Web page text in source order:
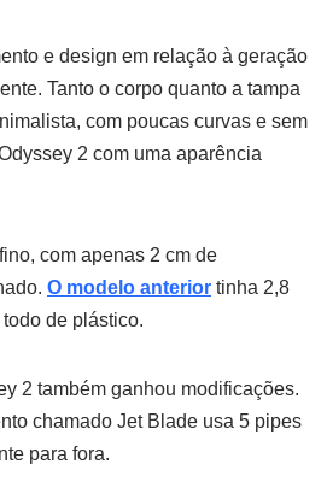
e design em relação à geração
Tanto o corpo quanto a tampa
com poucas curvas e sem
2 com uma aparência
com apenas 2 cm de
O modelo anterior tinha 2,8
de plástico.
2 também ganhou modificações.
chamado Jet Blade usa 5 pipes
para fora.